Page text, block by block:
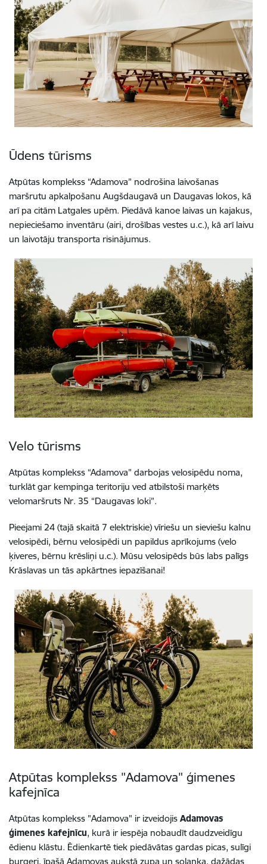
Ūdens tūrisms
Atpūtas komplekss “Adamova” nodrošina laivošanas
maršrutu apkalpošanu Augšdaugavā un Daugavas lokos, kā
arī pa citām Latgales upēm. Piedāvā kanoe laivas un kajakus,
nepieciešamo inventāru (airi, drošības vestes u.c.), kā arī laivu
un laivotāju transporta risinājumus.
Velo tūrisms
Atpūtas komplekss “Adamova” darbojas velosipēdu noma,
turklāt gar kempinga teritoriju ved atbilstoši marķēts
velomaršruts Nr. 35 “Daugavas loki”.
Pieejami 24 (tajā skaitā 7 elektriskie) vīriešu un sieviešu kalnu
velosipēdi, bērnu velosipēdi un papildus aprīkojums (velo
ķiveres, bērnu krēsliņi u.c.). Mūsu velosipēds būs labs palīgs
Krāslavas un tās apkārtnes iepazīšanai!
Atpūtas komplekss "Adamova" ģimenes
kafejnīca
Atpūtas komplekss "Adamova" ir izveidojis Adamovas
ģimenes kafejnīcu, kurā ir iespēja nobaudīt daudzveidīgu
ēdienu klāstu. Ēdienkartē tiek piedāvātas gardas picas, sulīgi
burgeri, īpašā Adamovas aukstā zupa un soļanka, dažādas